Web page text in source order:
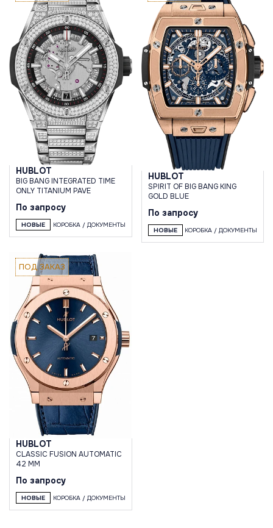
HUBLOT
BIG BANG INTEGRATED TIME
ONLY TITANIUM PAVE
По запросу
НОВЫЕ КОРОБКА / ДОКУМЕНТЫ
HUBLOT
SPIRIT OF BIG BANG KING
GOLD BLUE
По запросу
НОВЫЕ КОРОБКА / ДОКУМЕНТЫ
ПОД ЗАКАЗ
HUBLOT
CLASSIC FUSION AUTOMATIC
42 MM
По запросу
НОВЫЕ КОРОБКА / ДОКУМЕНТЫ